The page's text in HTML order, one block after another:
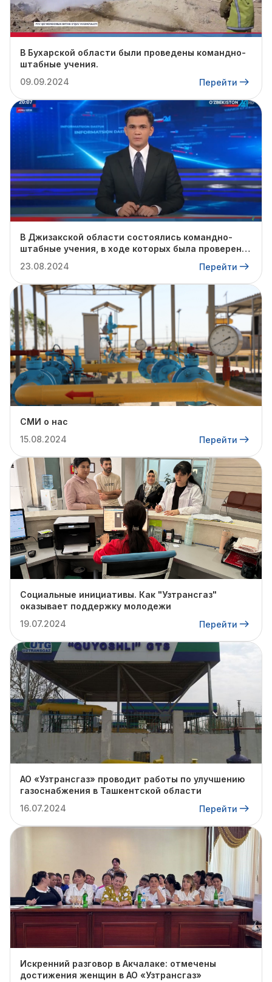
В Бухарской области были проведены командно-
штабные учения.
09.09.2024
Перейти
В Джизакской области состоялись командно-
штабные учения, в ходе которых была проверена
осенне-зимнему сезону.
23.08.2024 Перейти
СМИ о нас
15.08.2024
Перейти
Социальные инициативы. Как "Узтрансгаз"
оказывает поддержку молодежи
19.07.2024
Перейти
АО «Узтрансгаз» проводит работы по улучшению
газоснабжения в Ташкентской области
16.07.2024
Перейти
Искренний разговор в Акчалаке: отмечены
достижения женщин в АО «Узтрансгаз»